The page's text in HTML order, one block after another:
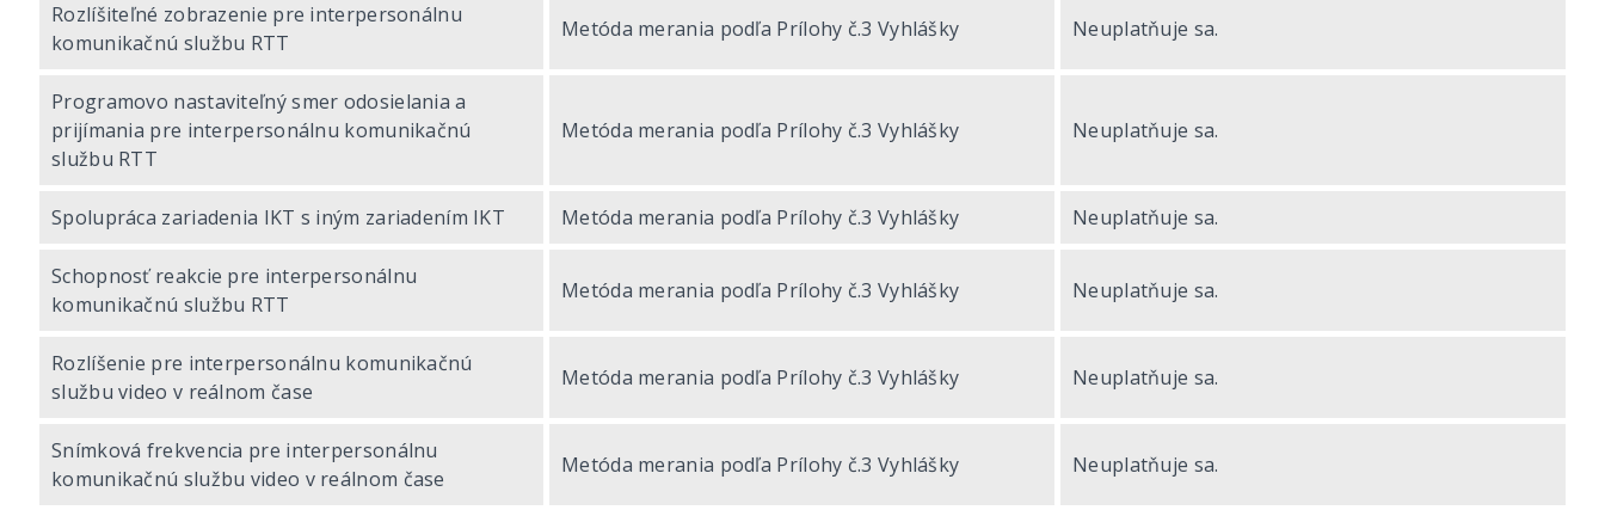
Rozlíšiteľné zobrazenie pre interpersonálnu
komunikačnú službu RTT
Metóda merania podľa Prílohy č.3 Vyhlášky Neuplatňuje sa.
Programovo nastaviteľný smer odosielania a
prijímania pre interpersonálnu komunikačnú
službu RTT
Metóda merania podľa Prílohy č.3 Vyhlášky Neuplatňuje sa.
Spolupráca zariadenia IKT s iným zariadením IKT Metóda merania podľa Prílohy č.3 Vyhlášky Neuplatňuje sa.
Schopnosť reakcie pre interpersonálnu
komunikačnú službu RTT
Metóda merania podľa Prílohy č.3 Vyhlášky Neuplatňuje sa.
Rozlíšenie pre interpersonálnu komunikačnú
službu video v reálnom čase
Metóda merania podľa Prílohy č.3 Vyhlášky Neuplatňuje sa.
Snímková frekvencia pre interpersonálnu
komunikačnú službu video v reálnom čase
Metóda merania podľa Prílohy č.3 Vyhlášky Neuplatňuje sa.